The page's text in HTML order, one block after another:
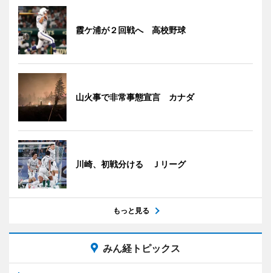
霞ケ浦が２回戦へ 高校野球
山火事で非常事態宣言 カナダ
川崎、初戦分ける Ｊリーグ
もっと見る
みん経トピックス